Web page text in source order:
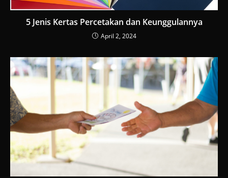
5 Jenis Kertas Percetakan dan Keunggulannya
April 2, 2024